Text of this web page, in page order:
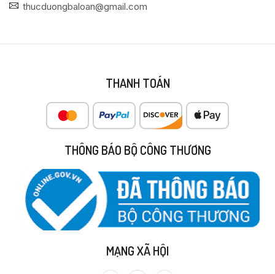
thucduongbaloan@gmail.com
THANH TOÁN
THÔNG BÁO BỘ CÔNG THƯƠNG
MẠNG XÃ HỘI